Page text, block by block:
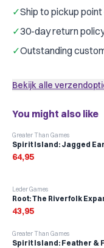
Brand: Dragon
Colour:
Just €0.18 per card
✓Ship to pickup
✓30-day return
✓Outstanding
Bekijk alle
You might also like
Greater Than Games
Spirit Island: Jagged
64,95
Leder Games
Root: The Riverfolk
43,95
Greater Than Games
Spirit Island: Feather &